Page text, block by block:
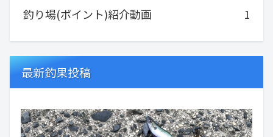
釣り場(ポイント)紹介動画 1
最新釣果投稿